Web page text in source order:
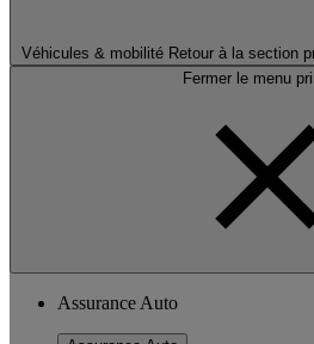
Véhicules & mobilité Retour à la section
Fermer le menu
Assurance Auto